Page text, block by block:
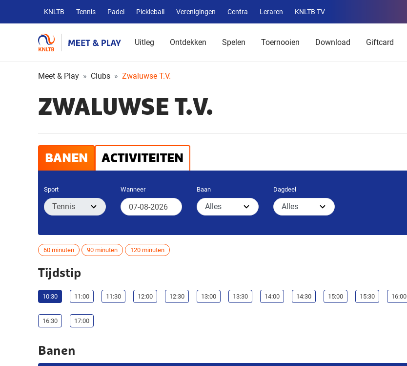
Overige
KNLTB
websites
KNLTB Tennis Padel Pickleball Verenigingen Centra Leraren KNLTB TV
Service
menu
Uitleg Ontdekken Spelen Toernooien Download Giftcard
Meet & Play Clubs Zwaluwse T.V.
ZWALUWSE T.V.
BANEN ACTIVITEITEN
Sport Wanneer Baan Dagdeel
60 minuten 90 minuten 120 minuten
Tijdstip
10:30 11:00 11:30 12:00 12:30 13:00 13:30 14:00 14:30 15:00 15:30 16:00
16:30 17:00
Banen